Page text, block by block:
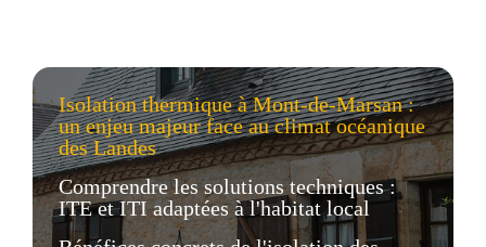
Isolation thermique à Mont-de-Marsan :
un enjeu majeur face au climat océanique
des Landes
Comprendre les solutions techniques :
ITE et ITI adaptées à l'habitat local